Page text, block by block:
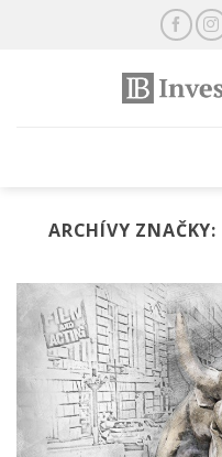
ARCHÍVY ZNAČKY: